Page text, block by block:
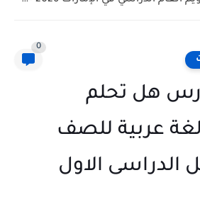
0
هل تحلم
لغة عربية للصف
الدراسى الاول